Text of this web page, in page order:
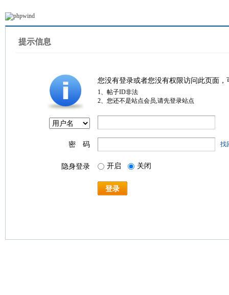
提示信息
您没有登录或者您没有权限访问此页面
1、帖子ID非法
2、您还不是站点会员,请先登录站点
密 码 找
隐身登录 开启 关闭
登录